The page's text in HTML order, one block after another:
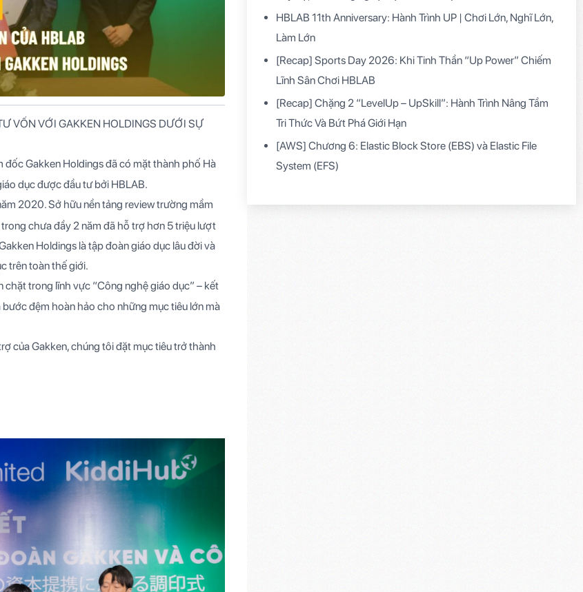
VỐN VỚI GAKKEN HOLDINGS DƯỚI SỰ
Gakken Holdings đã có mặt thành phố Hà
dục được đầu tư bởi HBLAB.
2020. Sở hữu nền tảng review trường mầm
chưa đầy 2 năm đã hỗ trợ hơn 5 triệu lượt
Holdings là tập đoàn giáo dục lâu đời và
trên toàn thế giới.
trong lĩnh vực “Công nghệ giáo dục” – kết
đệm hoàn hảo cho những mục tiêu lớn mà
của Gakken, chúng tôi đặt mục tiêu trở thành
HBLAB 11th Anniversary: Hành Trình UP | Chơi Lớn, Nghĩ Lớn,
Làm Lớn
[Recap] Sports Day 2026: Khi Tinh Thần “Up Power” Chiếm
Lĩnh Sân Chơi HBLAB
[Recap] Chặng 2 “LevelUp – UpSkill”: Hành Trình Nâng Tầm
Tri Thức Và Bứt Phá Giới Hạn
[AWS] Chương 6: Elastic Block Store (EBS) và Elastic File
System (EFS)